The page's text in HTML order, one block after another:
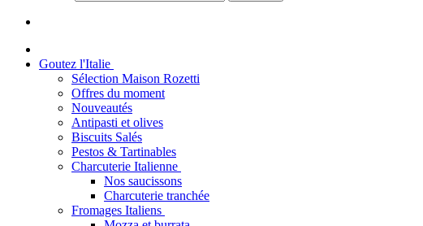
Goutez l'Italie
Sélection Maison Rozetti
Offres du moment
Nouveautés
Antipasti et olives
Biscuits Salés
Pestos & Tartinables
Charcuterie Italienne
Nos saucissons
Charcuterie tranchée
Fromages Italiens